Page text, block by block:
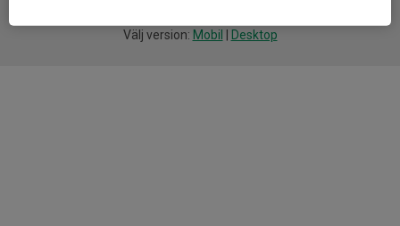
Välj version: Mobil Desktop